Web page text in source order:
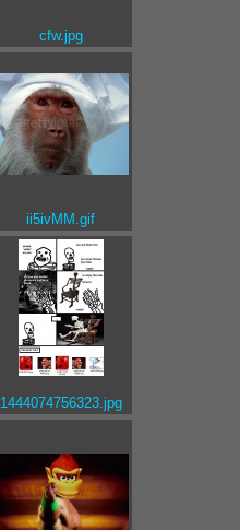
cfw.jpg
ii5ivMM.gif
1444074756323.jpg